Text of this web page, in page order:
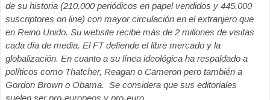
de su historia (210.000 periódicos en papel vendidos y 445.000
suscriptores on line) con mayor circulación en el extranjero que
en Reino Unido. Su website recibe más de 2 millones de visitas
cada día de media. El FT defiende el libre mercado y la
globalización. En cuanto a su línea ideológica ha respaldado a
políticos como Thatcher, Reagan o Cameron pero también a
Gordon Brown o Obama. Se considera que sus editoriales
suelen ser pro-europeos y pro-euro.